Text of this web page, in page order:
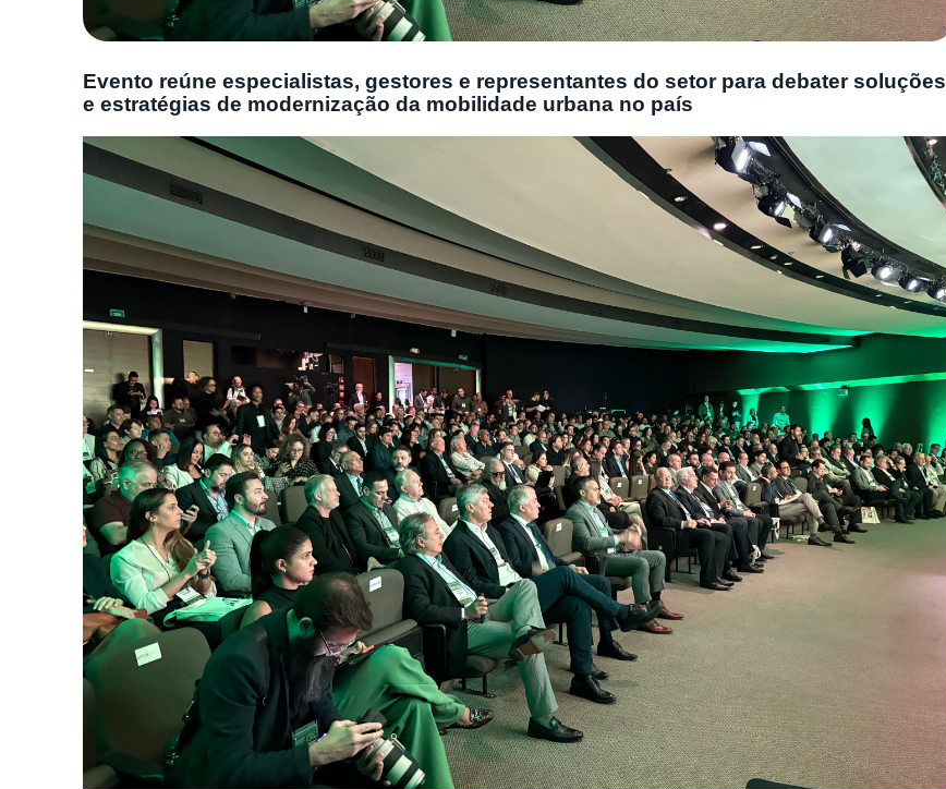
Evento reúne especialistas, gestores e representantes do setor para debater soluções
e estratégias de modernização da mobilidade urbana no país